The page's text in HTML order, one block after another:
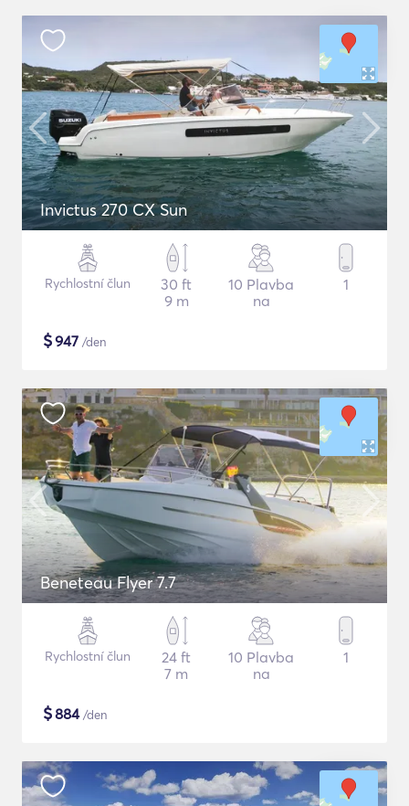
Invictus 270 CX Sun
Rychlostní člun
30 ft
9 m
10 Plavba
na
1
$947 /den
Beneteau Flyer 7.7
Rychlostní člun
24 ft
7 m
10 Plavba
na
1
$884/den